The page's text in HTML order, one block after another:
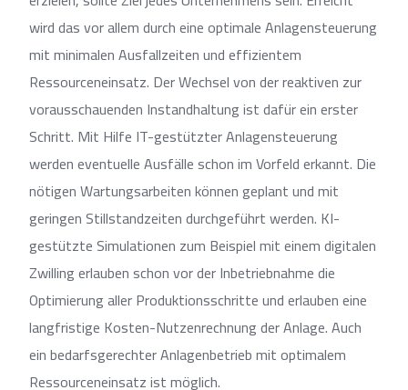
wird das vor allem durch eine optimale Anlagensteuerung
mit minimalen Ausfallzeiten und effizientem
Ressourceneinsatz. Der Wechsel von der reaktiven zur
vorausschauenden Instandhaltung ist dafür ein erster
Schritt. Mit Hilfe IT-gestützter Anlagensteuerung
werden eventuelle Ausfälle schon im Vorfeld erkannt. Die
nötigen Wartungsarbeiten können geplant und mit
geringen Stillstandzeiten durchgeführt werden. KI-
gestützte Simulationen zum Beispiel mit einem digitalen
Zwilling erlauben schon vor der Inbetriebnahme die
Optimierung aller Produktionsschritte und erlauben eine
langfristige Kosten-Nutzenrechnung der Anlage. Auch
ein bedarfsgerechter Anlagenbetrieb mit optimalem
Ressourceneinsatz ist möglich.